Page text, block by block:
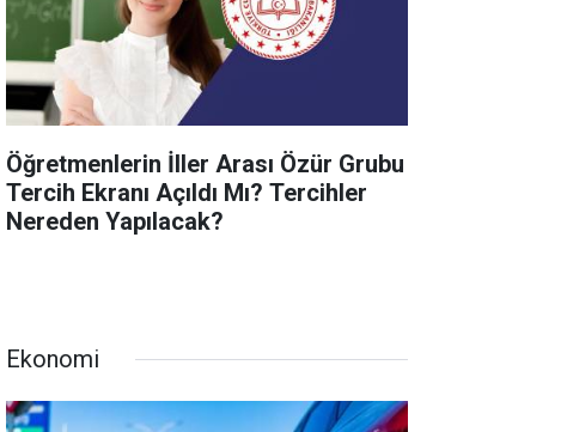
Öğretmenlerin İller Arası Özür Grubu
Tercih Ekranı Açıldı Mı? Tercihler
Nereden Yapılacak?
Ekonomi